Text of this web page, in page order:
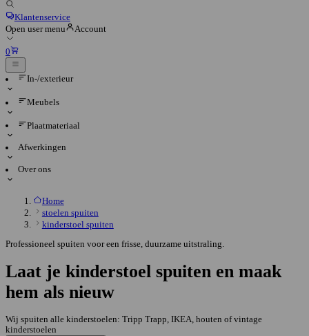
Klantenservice
Open user menu
Account
0
In-/exterieur
Meubels
Plaatmateriaal
Afwerkingen
Over ons
Home
stoelen spuiten
kinderstoel spuiten
Professioneel spuiten voor een frisse, duurzame uitstraling.
Laat je kinderstoel spuiten en maak
hem als nieuw
Wij spuiten alle kinderstoelen: Tripp Trapp, IKEA, houten of vintage
kinderstoelen